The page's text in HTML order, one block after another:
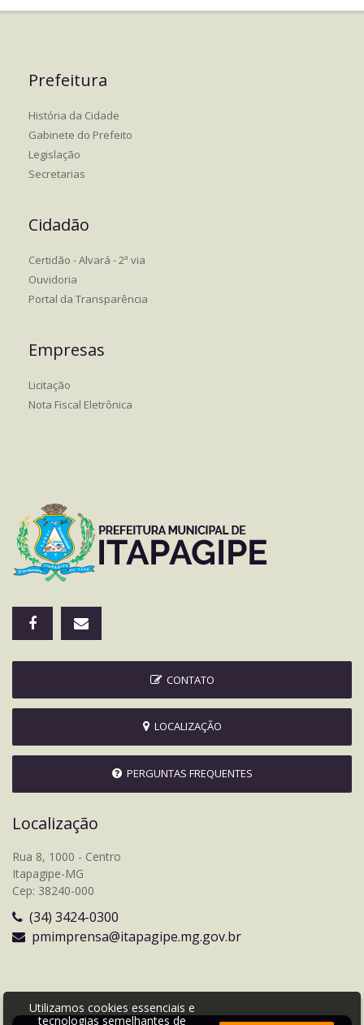
Prefeitura
História da Cidade
Gabinete do Prefeito
Legislação
Secretarias
Cidadão
Certidão - Alvará - 2ª via
Ouvidoria
Portal da Transparência
Empresas
Licitação
Nota Fiscal Eletrônica
CONTATO
LOCALIZAÇÃO
PERGUNTAS FREQUENTES
Localização
Rua 8, 1000 - Centro
Itapagipe-MG
Cep: 38240-000
(34) 3424-0300
pmimprensa@itapagipe.mg.gov.br
Utilizamos cookies essenciais e
tecnologias semelhantes de